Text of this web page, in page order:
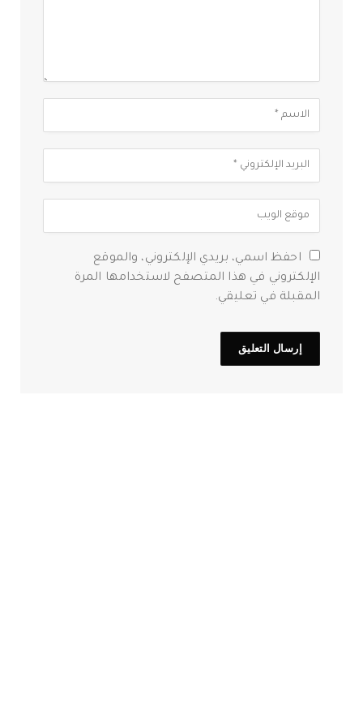
احفظ اسمي، بريدي الإلكتروني، والموقع
الإلكتروني في هذا المتصفح لاستخدامها المرة
المقبلة في تعليقي.